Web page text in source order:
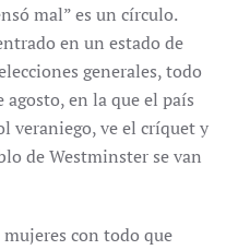
mal” es un círculo.
en un estado de
generales, todo
en la que el país
veraniego, ve el críquet y
de Westminster se van
mujeres con todo que